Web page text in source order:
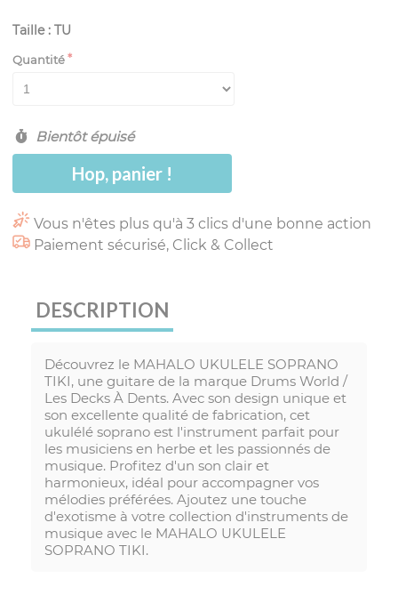
Taille : TU
Quantité
Bientôt épuisé
Hop, panier !
Vous n'êtes plus qu'à 3 clics d'une bonne action
Paiement sécurisé, Click & Collect
DESCRIPTION
Découvrez le MAHALO UKULELE SOPRANO
TIKI, une guitare de la marque Drums World /
Les Decks À Dents. Avec son design unique et
son excellente qualité de fabrication, cet
ukulélé soprano est l'instrument parfait pour
les musiciens en herbe et les passionnés de
musique. Profitez d'un son clair et
harmonieux, idéal pour accompagner vos
mélodies préférées. Ajoutez une touche
d'exotisme à votre collection d'instruments de
musique avec le MAHALO UKULELE
SOPRANO TIKI.